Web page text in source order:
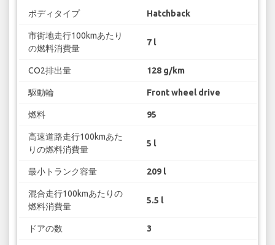
ボディタイプ Hatchback
市街地走行100kmあたり
の燃料消費量
7 l
CO2排出量 128 g/km
駆動輪 Front wheel drive
燃料 95
高速道路走行100kmあた
りの燃料消費量
5 l
最小トランク容量 209 l
混合走行100kmあたりの
燃料消費量
5.5 l
ドアの数 3